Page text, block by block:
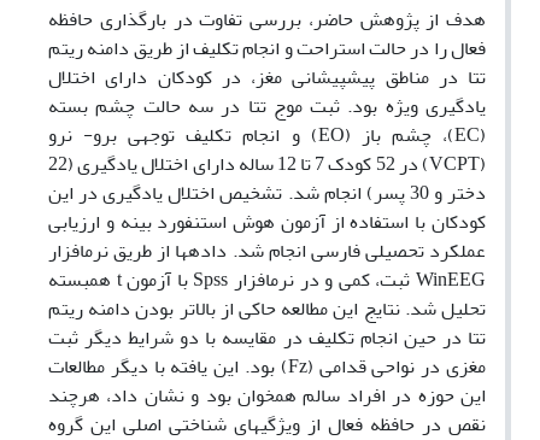
هدف از پژوهش حاضر، بررسی تفاوت در بارگذاری حافظه
فعال را در حالت استراحت و انجام تکلیف از طریق دامنه ریتم
تتا در مناطق پیش­پیشانی مغز، در کودکان دارای اختلال
یادگیری ویژه بود. ثبت موج تتا در سه حالت چشم بسته
(EC)، چشم باز (EO) و انجام تکلیف توجهی برو- نرو
(VCPT) در 52 کودک 7 تا 12 ساله دارای اختلال یادگیری (22
دختر و 30 پسر) انجام شد. تشخیص اختلال یادگیری در این
کودکان با استفاده از آزمون هوش استنفورد بینه و ارزیابی
عملکرد تحصیلی فارسی انجام شد. داده­ها از طریق نرم­افزار
WinEEG ثبت، کمی و در نرم­افزار Spss با آزمون t همبسته
تحلیل شد. نتایج این مطالعه حاکی از بالاتر بودن دامنه ریتم
تتا در حین انجام تکلیف در مقایسه با دو شرایط دیگر ثبت
مغزی در نواحی قدامی (Fz) بود. این یافته با دیگر مطالعات
این حوزه در افراد سالم همخوان بود و نشان داد، هرچند
نقص در حافظه فعال از ویژگی­های شناختی اصلی این گروه